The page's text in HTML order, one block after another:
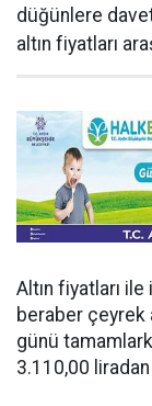
düğünlere
altın fiyatları
Altın fiyatları
beraber çeyrek
günü
3.110,00